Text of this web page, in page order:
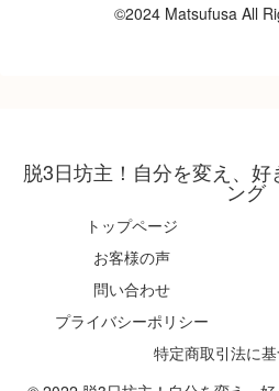
©2024 Matsufusa All
脱3日坊主！自分を変え、
ング
トップページ
お客様の声
問い合わせ
プライバシーポリシー
特定商取引法に